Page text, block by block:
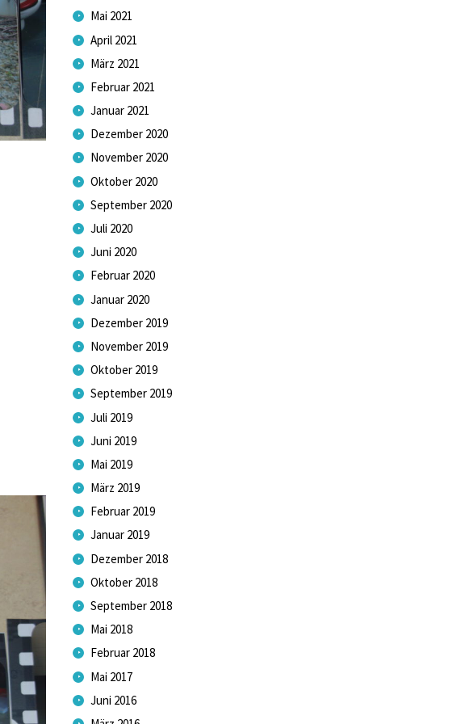
Mai 2021
April 2021
März 2021
Februar 2021
Januar 2021
Dezember 2020
November 2020
Oktober 2020
September 2020
Juli 2020
Juni 2020
Februar 2020
Januar 2020
Dezember 2019
November 2019
Oktober 2019
September 2019
Juli 2019
Juni 2019
Mai 2019
März 2019
Februar 2019
Januar 2019
Dezember 2018
Oktober 2018
September 2018
Mai 2018
Februar 2018
Mai 2017
Juni 2016